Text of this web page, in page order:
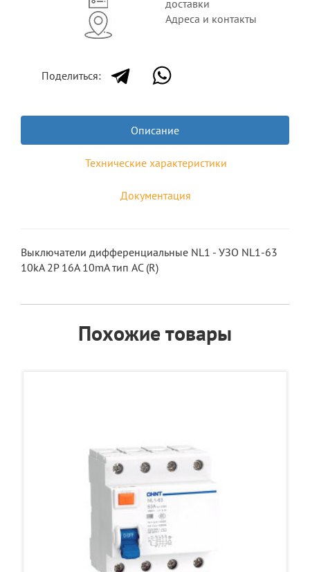
доставки
Адреса и контакты
Поделиться:
Описание
Технические характеристики
Документация
Выключатели дифференциальные NL1 - УЗО NL1-63
10kA 2P 16A 10mA тип AC (R)
Похожие товары